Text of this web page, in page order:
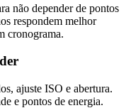
não depender de pontos
respondem melhor
cronograma.
ajuste ISO e abertura.
e pontos de energia.